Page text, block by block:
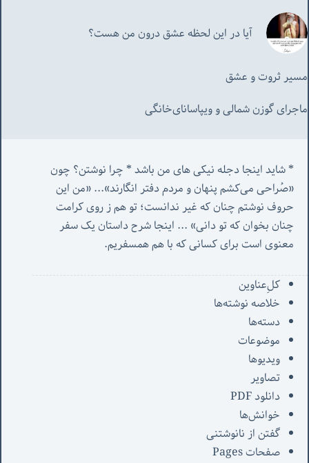
آیا در این لحظه عشق درون من هست؟
مسیر ثروت و عشق
ماجرای گوزن شمالی و‌ ویپاسانای‌خانگی
«صُراحی می‌کشم پنهان‌ و مردم‌ دفتر انگارند»... «
چنان بخوان که تو دانی» ...
معنوی است برای کسانی که با هم همسفریم.
کل‌ِعناوین
خلاصه نوشته‌ها
دسته‌ها
موضوعات
ویدیوها
تصاویر
دانلود PDF
خوانش‌ها
گفتن از نانوشتنی
صفحات Pages